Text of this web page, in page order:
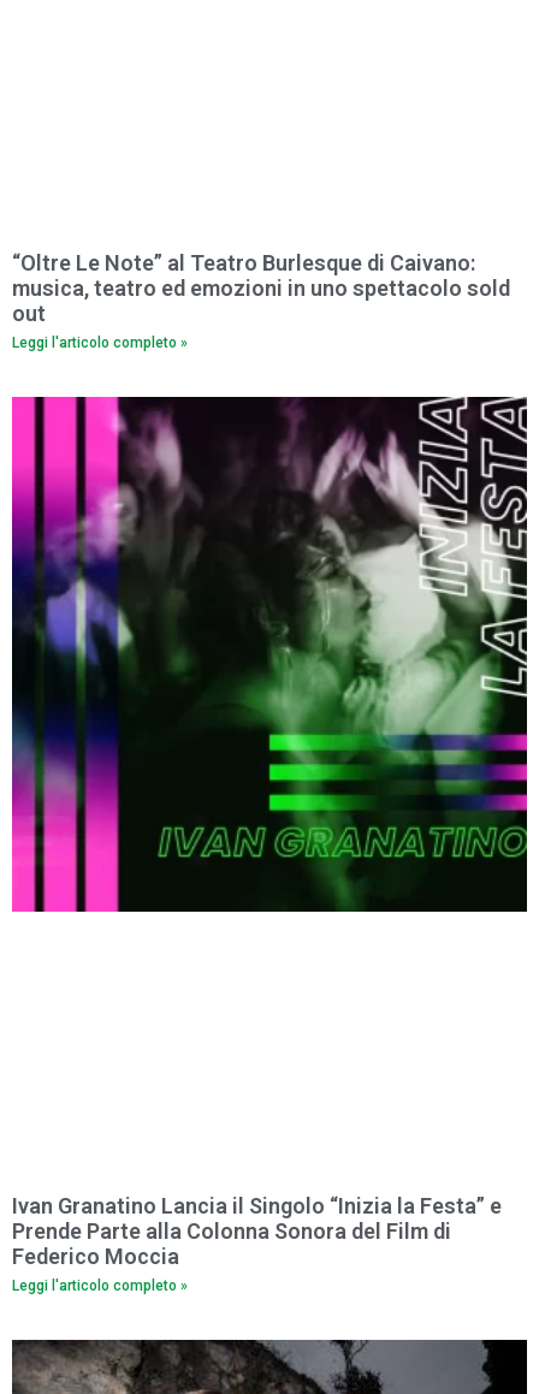
“Oltre Le Note” al Teatro Burlesque di Caivano:
musica, teatro ed emozioni in uno spettacolo sold
out
Leggi l'articolo completo »
Ivan Granatino Lancia il Singolo “Inizia la Festa” e
Prende Parte alla Colonna Sonora del Film di
Federico Moccia
Leggi l'articolo completo »